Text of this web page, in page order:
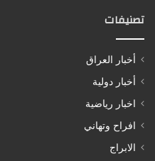
تصنيفات
أخبار العراق
أخبار دولية
اخبار رياضية
افراح وتهاني
الابراج